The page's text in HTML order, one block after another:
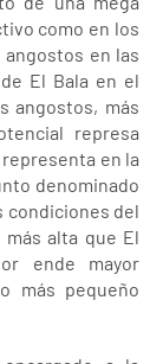
como en los
en las
El Bala en el
angostos, más
represa
representa en la
denominado
condiciones del
alta que El
ende mayor
más pequeño